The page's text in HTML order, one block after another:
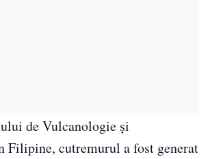
de Vulcanologie și
Filipine, cutremurul a fost generat